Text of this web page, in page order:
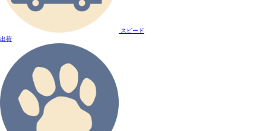
スピード
出荷